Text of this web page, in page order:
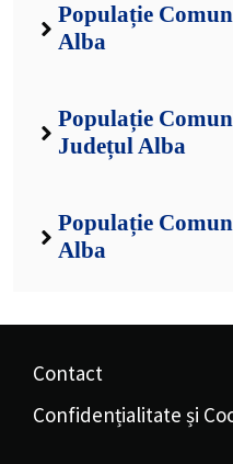
Populație
Alba
Populație
Județul Alba
Populație
Alba
Contact
Confidențialitate și